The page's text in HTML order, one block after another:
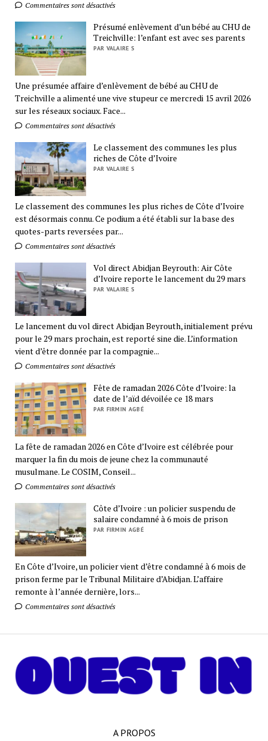
Commentaires sont désactivés
Présumé enlèvement d’un bébé au CHU de
Treichville: l’enfant est avec ses parents
PAR VALAIRE S
Une présumée affaire d’enlèvement de bébé au CHU de
Treichville a alimenté une vive stupeur ce mercredi 15 avril 2026
sur les réseaux sociaux. Face...
Commentaires sont désactivés
Le classement des communes les plus
riches de Côte d’Ivoire
PAR VALAIRE S
Le classement des communes les plus riches de Côte d’Ivoire
est désormais connu. Ce podium a été établi sur la base des
quotes-parts reversées par...
Commentaires sont désactivés
Vol direct Abidjan Beyrouth: Air Côte
d’Ivoire reporte le lancement du 29 mars
PAR VALAIRE S
Le lancement du vol direct Abidjan Beyrouth, initialement prévu
pour le 29 mars prochain, est reporté sine die. L’information
vient d’être donnée par la compagnie...
Commentaires sont désactivés
Fête de ramadan 2026 Côte d’Ivoire: la
date de l’aïd dévoilée ce 18 mars
PAR FIRMIN AGBÉ
La fête de ramadan 2026 en Côte d’Ivoire est célébrée pour
marquer la fin du mois de jeune chez la communauté
musulmane. Le COSIM, Conseil...
Commentaires sont désactivés
Côte d’Ivoire : un policier suspendu de
salaire condamné à 6 mois de prison
PAR FIRMIN AGBÉ
En Côte d’Ivoire, un policier vient d’être condamné à 6 mois de
prison ferme par le Tribunal Militaire d’Abidjan. L’affaire
remonte à l’année dernière, lors...
Commentaires sont désactivés
A PROPOS